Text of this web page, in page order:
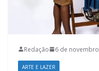
Redação 6 de
ARTE E LAZER